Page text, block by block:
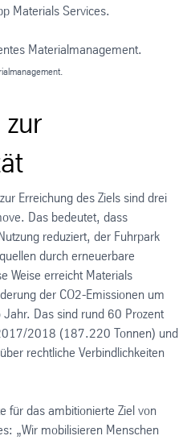
Materials Services.
zur
Erreichung des Ziels sind drei
Das bedeutet, dass
reduziert, der Fuhrpark
durch erneuerbare
Weise erreicht Materials
der CO2-Emissionen um
Das sind rund 60 Prozent
2018 (187.220 Tonnen) und
rechtliche Verbindlichkeiten
für das ambitionierte Ziel von
„Wir mobilisieren Menschen